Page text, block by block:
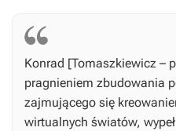
Konrad [Tomaszkiewicz –
pragnieniem zbudowania
zajmującego się
wirtualnych światów,